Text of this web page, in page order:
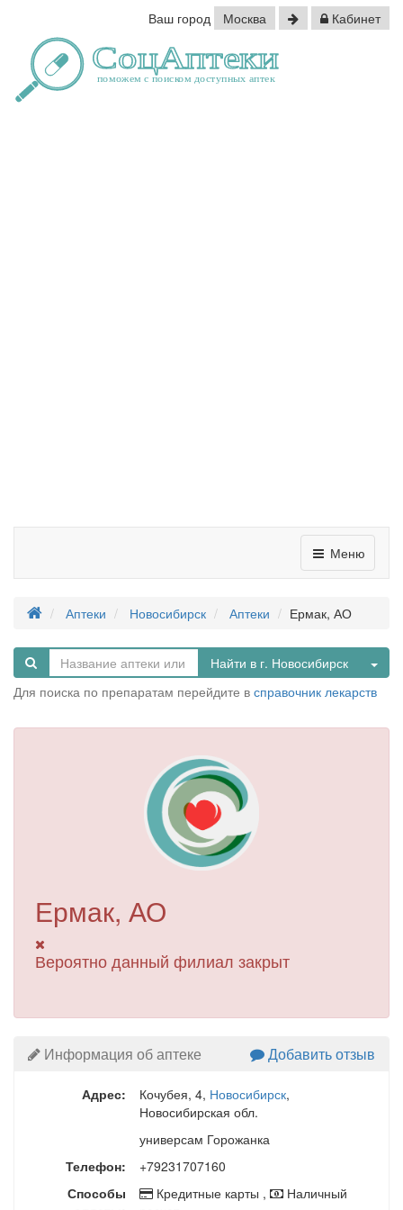
Ваш город Москва Кабинет
Меню
Аптеки Новосибирск Аптеки Ермак, АО
Найти в г. Новосибирск
Для поиска по препаратам перейдите в справочник лекарств
Ермак, АО
Вероятно данный филиал закрыт
Информация об аптеке Добавить отзыв
Адрес: Кочубея, 4, Новосибирск,
Новосибирская обл.
универсам Горожанка
Телефон:
+79231707160
Способы
Кредитные карты ,
Наличный